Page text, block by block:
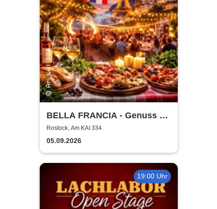
BELLA FRANCIA - Genuss &
Kultur Rostock
Rostock, Am KAI 334
05.09.2026
19:00 Uhr